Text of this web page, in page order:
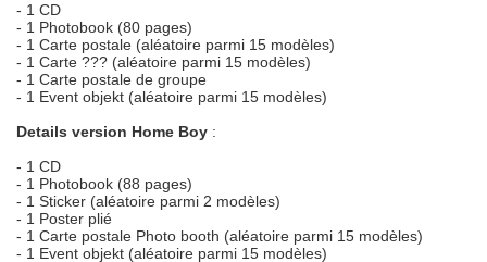
- 1 CD
- 1 Photobook (80 pages)
- 1 Carte postale (aléatoire parmi 15 modèles)
- 1 Carte ??? (aléatoire parmi 15 modèles)
- 1 Carte postale de groupe
- 1 Event objekt (aléatoire parmi 15 modèles)
Details version Home Boy :
- 1 CD
- 1 Photobook (88 pages)
- 1 Sticker (aléatoire parmi 2 modèles)
- 1 Poster plié
- 1 Carte postale Photo booth (aléatoire parmi 15 modèles)
- 1 Event objekt (aléatoire parmi 15 modèles)